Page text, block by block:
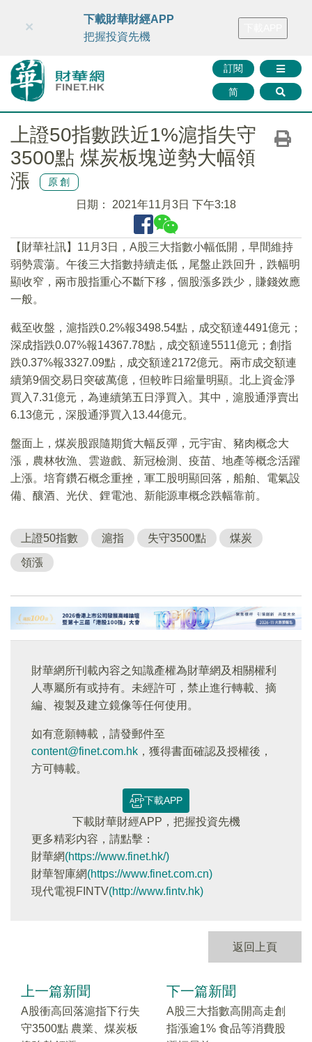
財華智庫網 FINTV FINMETA 財華證券 媒體矩陣
訂閱
简
×
下載財華財經APP
把握投資先機
上證50指數跌近1%滬指失守
3500點 煤炭板塊逆勢大幅領
漲
原創
日期： 2021年11月3日 下午3:18
【財華社訊】11月3日，A股三大指數小幅低開，早間維持
弱勢震蕩。午後三大指數持續走低，尾盤止跌回升，跌幅明
顯收窄，兩市股指重心不斷下移，個股漲多跌少，賺錢效應
一般。
截至收盤，滬指跌0.2%報3498.54點，成交額達4491億元；
深成指跌0.07%報14367.78點，成交額達5511億元；創指
跌0.37%報3327.09點，成交額達2172億元。兩市成交額連
續第9個交易日突破萬億，但較昨日縮量明顯。北上資金淨
買入7.31億元，為連續第五日淨買入。其中，滬股通淨賣出
6.13億元，深股通淨買入13.44億元。
盤面上，煤炭股跟隨期貨大幅反彈，元宇宙、豬肉概念大
漲，農林牧漁、雲遊戲、新冠檢測、疫苗、地產等概念活躍
上漲。培育鑽石概念重挫，軍工股明顯回落，船舶、電氣設
備、釀酒、光伏、鋰電池、新能源車概念跌幅靠前。
上證50指數 滬指 失守3500點 煤炭
領漲
財華網所刊載內容之知識產權為財華網及相關權利
人專屬所有或持有。未經許可，禁止進行轉載、摘
編、複製及建立鏡像等任何使用。
如有意願轉載，請發郵件至
content@finet.com.hk ，獲得書面確認及授權後，
方可轉載。
下載APP
下載財華財經APP，把握投資先機
更多精彩内容，請點擊：
財華網(https://www.finet.hk/)
財華智庫網(https://www.finet.com.cn)
現代電視FINTV(http://www.fintv.hk)
返回上頁
上一篇新聞
A股衝高回落滬指下行失
守3500點 農業、煤炭板
下一篇新聞
A股三大指數高開高走創
指漲逾1% 食品等消費股